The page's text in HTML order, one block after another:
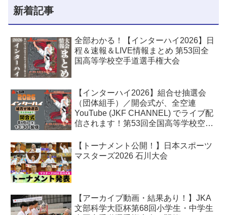
新着記事
全部わかる！【インターハイ2026】日
程＆速報＆LIVE情報まとめ 第53回全
国高等学校空手道選手権大会
【インターハイ2026】組合せ抽選会
（団体組手）／開会式が、全空連
YouTube (JKF CHANNEL) でライブ配
信されます！第53回全国高等学校空手
【トーナメント公開！】日本スポーツ
マスターズ2026 石川大会
【アーカイブ動画・結果あり！】JKA
文部科学大臣杯第68回小学生・中学生